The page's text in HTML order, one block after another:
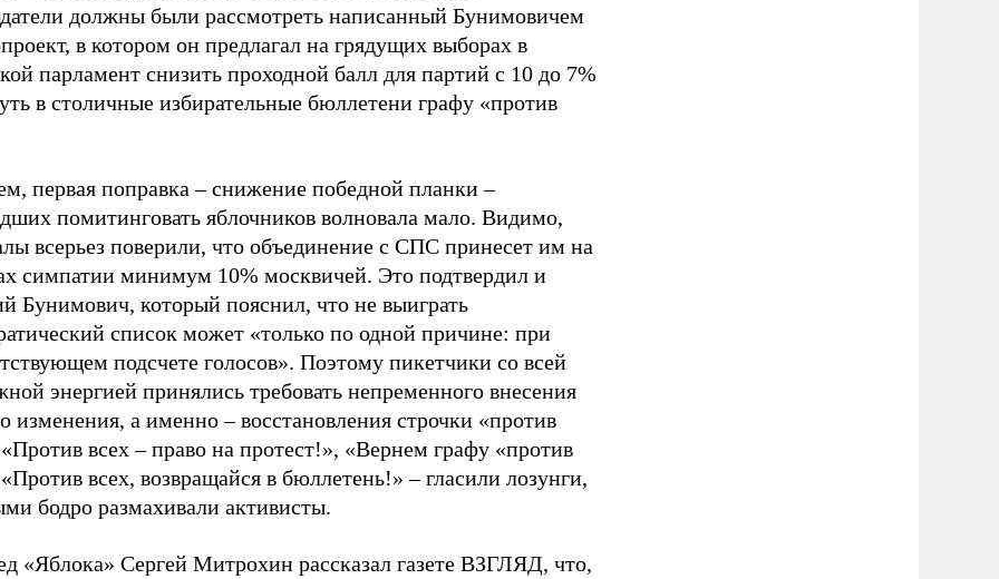
должны были рассмотреть написанный Бунимовичем
в котором он предлагал на грядущих выборах в
парламент снизить проходной балл для партий с 10 до 7%
в столичные избирательные бюллетени графу «против
первая поправка – снижение победной планки –
помитинговать яблочников волновала мало. Видимо,
всерьез поверили, что объединение с СПС принесет им на
симпатии минимум 10% москвичей. Это подтвердил и
Бунимович, который пояснил, что не выиграть
список может «только по одной причине: при
подсчете голосов». Поэтому пикетчики со всей
энергией принялись требовать непременного внесения
изменения, а именно – восстановления строчки «против
всех – право на протест!», «Вернем графу «против
всех, возвращайся в бюллетень!» – гласили лозунги,
бодро размахивали активисты.
«Яблока» Сергей Митрохин рассказал газете ВЗГЛЯД, что,